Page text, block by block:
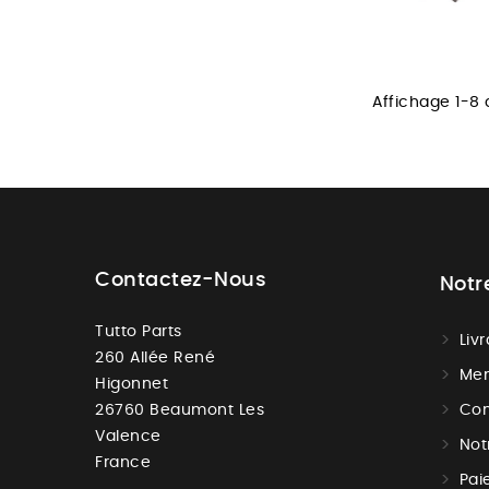
Affichage 1-8
Contactez-Nous
Tutto Parts
260 Allée René
Higonnet
26760 Beaumont Les
Valence
France